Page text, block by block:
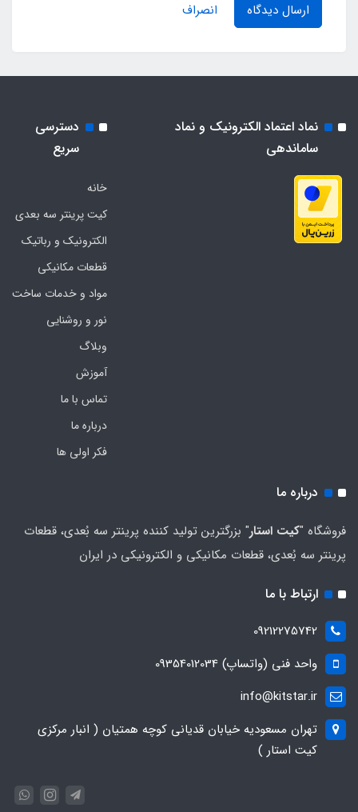
ارسال دیدگاه انصراف
نماد اعتماد الکترونیک و نماد
ساماندهی
دسترسی
سریع
خانه
کیت پرینتر سه بعدی
الکترونیک و رباتیک
قطعات مکانیکی
مواد و خدمات ساخت
نور و روشنایی
وبلاگ
آموزش
تماس با ما
درباره ما
فکر اولی ها
درباره ما
فروشگاه "کیت استار" بزرگترین تولید کننده پرینتر سه بُعدی، قطعات
پرینتر سه بُعدی، قطعات مکانیکی و الکترونیکی در ایران
ارتباط با ما
09212275742
واحد فنی (واتساپ) 09354012034
info@kitstar.ir
تهران مسعودیه خیابان قدیانی کوچه همتیان ( انبار مرکزی
کیت استار )